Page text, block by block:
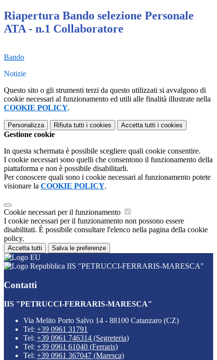
Riapertura Bando selezione Personale
ATA - n.1 Collaboratore
Bando
Notizie
Questo sito o gli strumenti terzi da questo utilizzati si avvalgono di
cookie necessari al funzionamento ed utili alle finalità illustrate nella
COOKIE POLICY.
Personalizza Rifiuta tutti i cookies Accetta tutti i cookies
Gestione cookie
In questa schermata è possibile scegliere quali cookie consentire.
I cookie necessari sono quelli che consentono il funzionamento della
piattaforma e non è possibile disabilitarli.
Per conoscere quali sono i cookie necessari al funzionamento potete
visionare la COOKIE POLICY.
Cookie necessari per il funzionamento
I cookie necessari per il funzionamento non possono essere
disabilitati. È possibile consultare l'elenco nella pagina della cookie
policy.
Accetta tutti Salva le preferenze
IIS "PETRUCCI-FERRARIS-MARESCA"
Contatti
IIS "PETRUCCI-FERRARIS-MARESCA"
Via Melito Porto Salvo 14 - 88100 Catanzaro (CZ)
Tel: +39 0961 31791
Tel: +39 0961 746314 (Segreteria)
Tel: +39 0961 61040 (Ferraris)
Tel: +39 0961 367047 (Maresca)